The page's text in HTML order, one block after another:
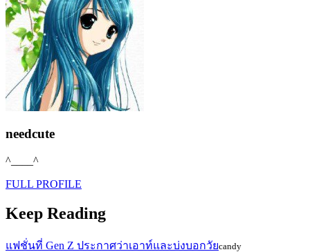
needcute
^____^
FULL PROFILE
Keep Reading
แฟชั่นที่ Gen Z ประกาศว่าเอาท์และบ่งบอกวัยcandy